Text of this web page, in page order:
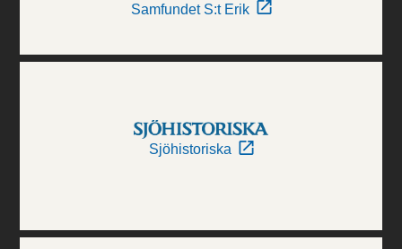
Samfundet S:t Erik
Sjöhistoriska